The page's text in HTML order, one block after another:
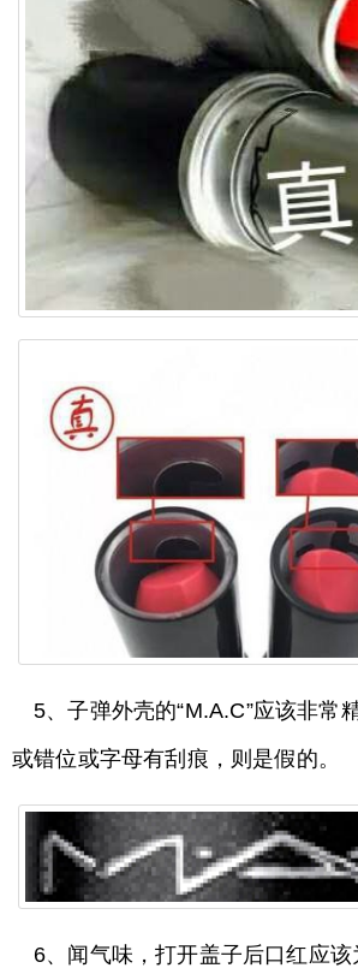
5、子弹外壳的“M.A.C”应该非常
或错位或字母有刮痕，则是假的。
6、闻气味，打开盖子后口红应